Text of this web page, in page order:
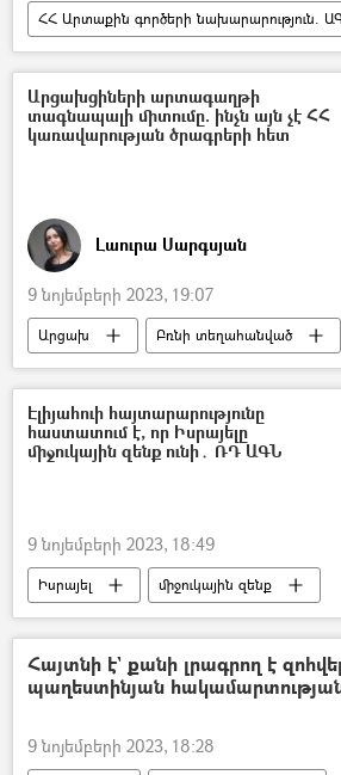
ՀՀ Արտաքին գործերի նախարարություն.
Արարատ Միրզոյան
ՅՈՒՆԵՍԿՕ
Արցախ
մշակույթ
Արցախցիների արտագաղթի
տագնապալի միտումը. ինչն այն չէ ՀՀ
կառավարության ծրագրերի հետ
Լաուրա Սարգսյան
9 նոյեմբերի 2023, 19:07
Արցախ
Բռնի տեղահանված
Լեռնային Ղարաբաղ
Հայաստան
Ադրբեջան
հայ-ադրբեջանական
Փախստական
Էլիյահուի հայտարարությունը
հաստատում է, որ Իսրայելը
միջուկային զենք ունի․ ՌԴ ԱԳՆ
9 նոյեմբերի 2023, 18:49
Իսրայել
միջուկային զենք
Գազայի հատված
Մարիա
Ռուսաստան
Հայտնի է` քանի լրագրող է
պաղեստինյան
9 նոյեմբերի 2023, 18:28